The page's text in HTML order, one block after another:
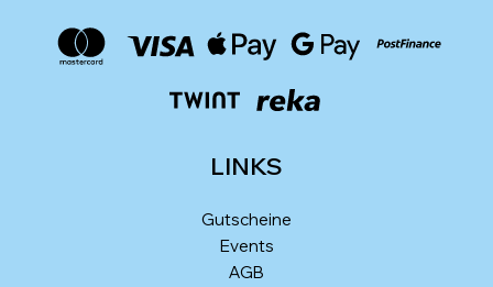
LINKS
Gutscheine
Events
AGB